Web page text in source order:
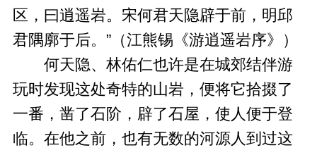
区，曰逍遥岩。宋何君天隐辟于前，明邱
君隅廓于后。”（江熊锡《游逍遥岩序》）
何天隐、林佑仁也许是在城郊结伴游
玩时发现这处奇特的山岩，便将它拾掇了
一番，凿了石阶，辟了石屋，使人便于登
临。在他之前，也有无数的河源人到过这